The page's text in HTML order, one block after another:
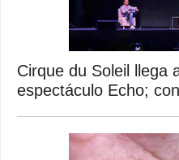
Cirque du Soleil llega
espectáculo Echo;